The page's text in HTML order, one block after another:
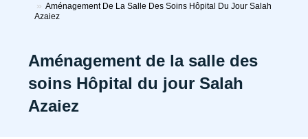
Aménagement De La Salle Des Soins Hôpital Du Jour Salah
Azaiez
Aménagement de la salle des
soins Hôpital du jour Salah
Azaiez